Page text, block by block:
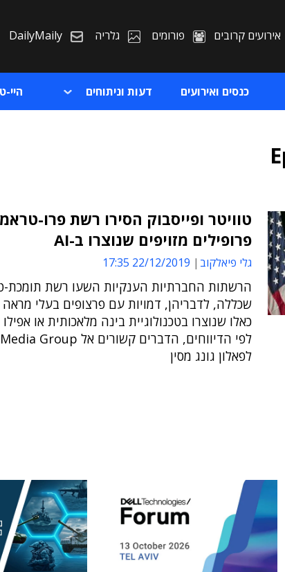
אירועים קרובים פורומים גלריה DailyMaily
כנסים ואירועים דעות וניתוחים היי-
טוויטר ופייסבוק הסירו רשת פרו-
פרופילים מזויפים שנוצרו ב-AI
גלי פיאלקוב 22/12/2019 17:35
הרשתות החברתיות הענקיות השעו רשת
שכללה, לדבריהן, דמויות עם פרצופים בעלי
כאלו שנוצרו בטכנולוגיית בינה מלאכותית או
לפאלון גונג מסין